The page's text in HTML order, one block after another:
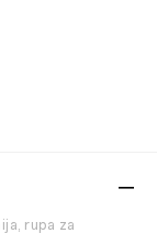
rupa za